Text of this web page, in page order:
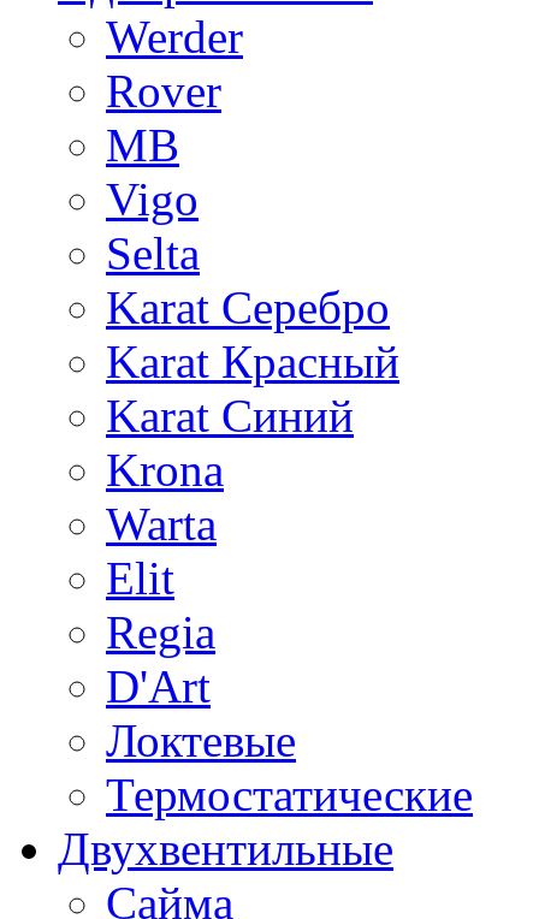
Werder
Rover
MB
Vigo
Selta
Karat Серебро
Karat Красный
Karat Синий
Krona
Warta
Elit
Regia
D'Art
Локтевые
Термостатические
Двухвентильные
Сайма